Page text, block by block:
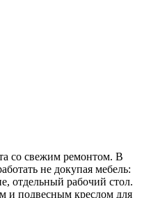
со свежим ремонтом. В
не докупая мебель:
отдельный рабочий стол.
и подвесным креслом для